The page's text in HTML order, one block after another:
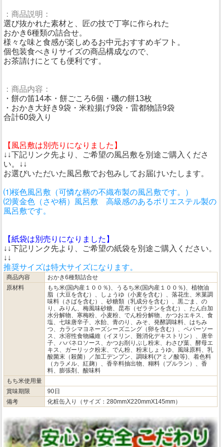
：商品説明：
選び抜かれた素材と、匠の技で丁寧に作られた
おかき6種類の詰合せ。
様々な味と食感が楽しめるお中元おすすめギフト。
個包装食べきりサイズの商品構成なので、
お茶請けにとても便利です。
：商品内容：
・餅の笛14本・餅ごころ6個・磯の餅13枚
・おかき大好き9袋・米粒揚げ9袋・雷都物語9袋
合計60袋入り
【風呂敷は別売りになりました】
↓↓下記リンク先より、ご希望の風呂敷を別途ご購入くださ
い。↓↓
お選びいただいた風呂敷でお包みしてお届けいたします。
⑴桜色風呂敷（可憐な柄の不織布製の風呂敷です。）
⑵黄金色（さや柄）風呂敷 高級感のあるポリエステル製の
風呂敷です。
【紙袋は別売りになりました】
↓↓下記リンク先より、ご希望の紙袋を別途ご購入ください。
↓↓
推奨サイズは特大サイズになります。
商品内容
おかき6種類詰合せ
原材料
もち米(国内産１００％)、うるち米(国内産１００％)、植物油
脂（大豆を含む）、しょうゆ（小麦を含む）、落花生、米菓調
味料（さばを含む）、砂糖類（乳成分を含む）、黒ごま、の
り、みりん、梅風味砂糖、昆布（ゼラチンを含む）、たん白加
水分解物、寒梅粉、小麦粉、でん粉分解物、かつおエキス、食
塩、七味唐辛子、水飴、青のり、みそ、発酵調味料、はちみ
つ、カラシマヨネーズシーズニング（卵を含む）、ペパーソー
ス、水溶性食物繊維（イヌリン、難消化デキストリン）、唐辛
子、ハバネロソース、かつお削りぶし粉末、わさび葉、酵母エ
キス、ガーリック粉末、でん粉、粉末しょうゆ、風味原料、乳
酸菌末（殺菌）／加工デンプン、調味料(アミノ酸等)、着色料
（カラメル、紅麹）、香辛料抽出物、糊料（プルラン）、香
料、膨張剤、酸味料
もち米使用量
賞味期限
90日
備考
化粧缶入り（サイズ：280mmX220mmX145mm）